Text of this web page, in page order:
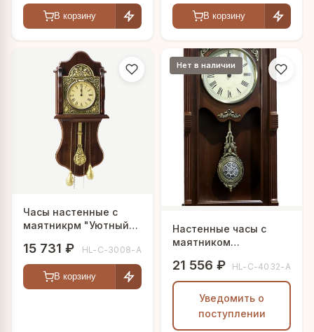
В корзину В корзину
Часы настенные с
маятникрм "Уютный
15 731 ₽ HL-C-3008-A
В корзину
Нет в наличии
Настенные часы с
маятником
21 556 ₽ HL-C-4032-A
Уведомить о
поступлении